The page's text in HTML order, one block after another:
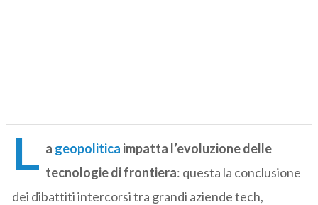
L a geopolitica impatta l’evoluzione delle
tecnologie di frontiera: questa la conclusione
dei dibattiti intercorsi tra grandi aziende tech,